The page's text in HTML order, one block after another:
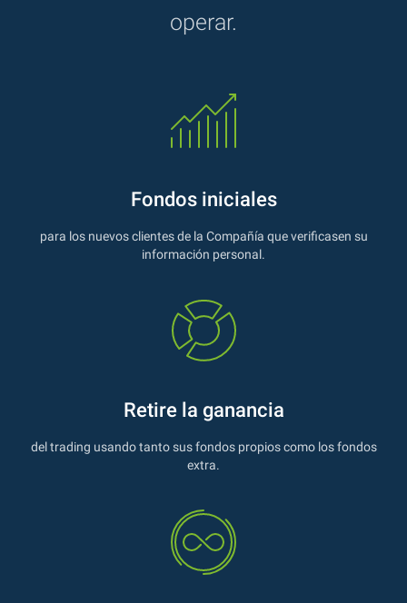
operar.
Fondos iniciales
para los nuevos clientes de la Compañía que verificasen su
información personal.
Retire la ganancia
del trading usando tanto sus fondos propios como los fondos
extra.